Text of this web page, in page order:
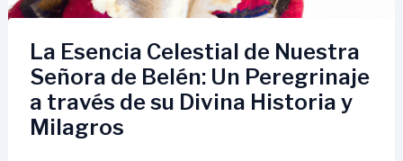
La Esencia Celestial de Nuestra
Señora de Belén: Un Peregrinaje
a través de su Divina Historia y
Milagros